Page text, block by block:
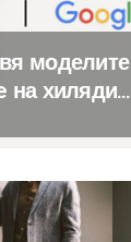
моделите
на хиляди